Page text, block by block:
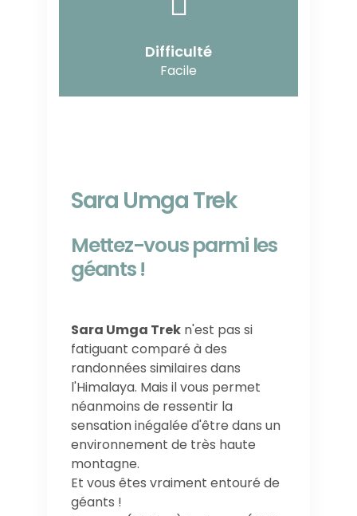
Difficulté
Facile
Sara Umga Trek
Mettez-vous parmi les
géants !
Sara Umga Trek n'est pas si
fatiguant comparé à des
randonnées similaires dans
l'Himalaya. Mais il vous permet
néanmoins de ressentir la
sensation inégalée d'être dans un
environnement de très haute
montagne.
Et vous êtes vraiment entouré de
géants !